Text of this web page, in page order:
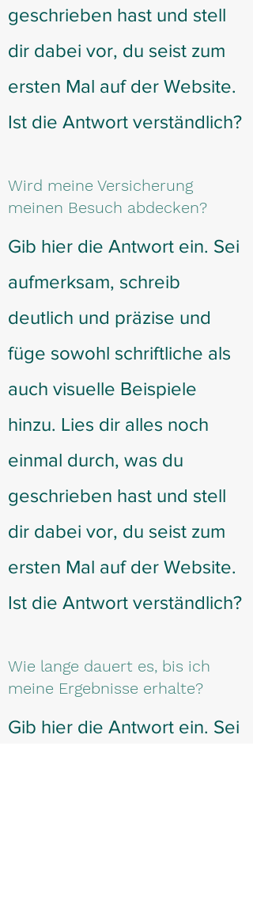
geschrieben hast und stell
dir dabei vor, du seist zum
ersten Mal auf der Website.
Ist die Antwort verständlich?
Wird meine Versicherung
meinen Besuch abdecken?
Gib hier die Antwort ein. Sei
aufmerksam, schreib
deutlich und präzise und
füge sowohl schriftliche als
auch visuelle Beispiele
hinzu. Lies dir alles noch
einmal durch, was du
geschrieben hast und stell
dir dabei vor, du seist zum
ersten Mal auf der Website.
Ist die Antwort verständlich?
Wie lange dauert es, bis ich
meine Ergebnisse erhalte?
Gib hier die Antwort ein. Sei